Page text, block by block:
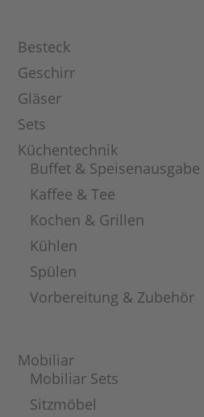
Besteck
Geschirr
Gläser
Sets
Küchentechnik
Buffet & Speisenausgabe
Kaffee & Tee
Kochen & Grillen
Kühlen
Spülen
Vorbereitung & Zubehör
Mobiliar
Mobiliar Sets
Sitzmöbel